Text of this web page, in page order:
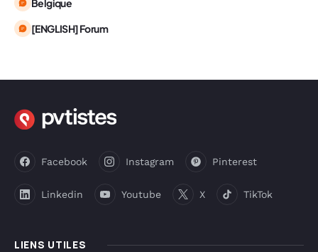
[ENGLISH] Forum
LIENS UTILES
Facebook Instagram Pinterest
Linkedin Youtube X TikTok